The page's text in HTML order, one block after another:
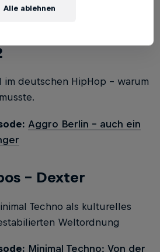
im deutschen HipHop - warum
Aggro Berlin - auch ein
– Dexter
Techno als kulturelles
Weltordnung
Minimal Techno: Von der
Alle ablehnen